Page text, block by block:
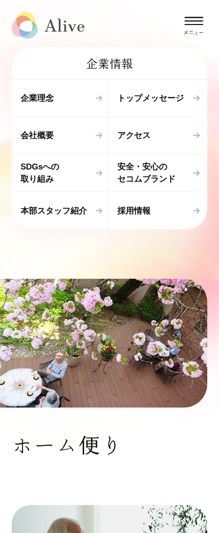
企業情報
企業理念 トップメッセージ
会社概要 アクセス
SDGsへの
取り組み
安全・安心の
セコムブランド
本部スタッフ紹介 採用情報
ホーム便り